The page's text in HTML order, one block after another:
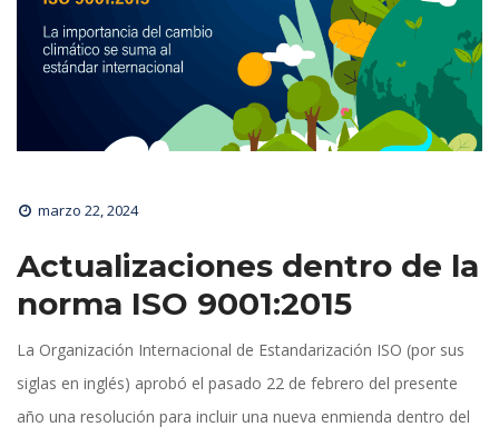
marzo 22, 2024
Actualizaciones dentro de la
norma ISO 9001:2015
La Organización Internacional de Estandarización ISO (por sus
iglas en inglés) aprobó el pasado 22 de febrero del presente
año una resolución para incluir una nueva enmienda dentro del